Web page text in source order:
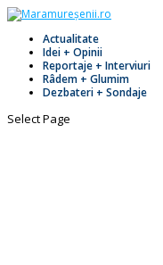
Actualitate
Idei + Opinii
Reportaje + Interviuri
Râdem + Glumim
Dezbateri + Sondaje
Select Page